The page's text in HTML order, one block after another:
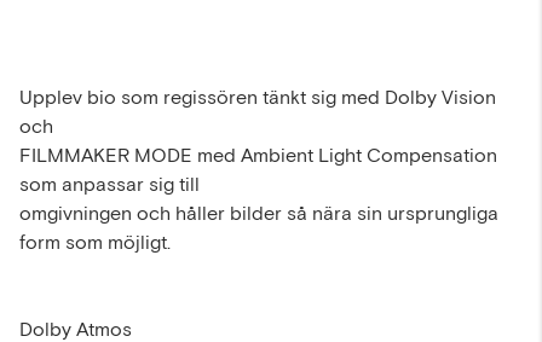
Upplev bio som regissören tänkt sig med Dolby Vision
och
FILMMAKER MODE med Ambient Light Compensation
som anpassar sig till
omgivningen och håller bilder så nära sin ursprungliga
form som möjligt.
Dolby Atmos